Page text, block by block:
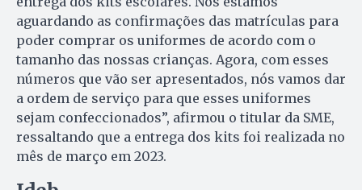
aguardando as confirmações das matrículas para
poder comprar os uniformes de acordo com o
tamanho das nossas crianças. Agora, com esses
números que vão ser apresentados, nós vamos dar
a ordem de serviço para que esses uniformes
sejam confeccionados”, afirmou o titular da SME,
ressaltando que a entrega dos kits foi realizada no
mês de março em 2023.